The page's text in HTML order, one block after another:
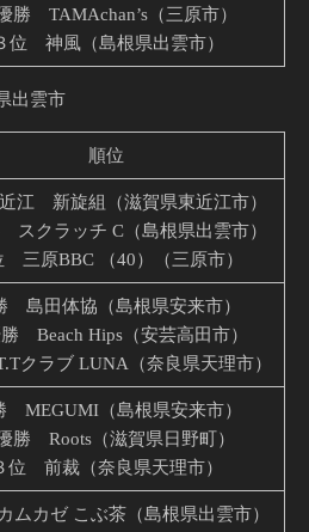
勝 TAMAchan’s（三原市）
位 神風（島根県出雲市）
出雲市
順位
江 新旋組（滋賀県東近江市）
スクラッチ C（島根県出雲市）
三原BBC （40）（三原市）
島田体協（島根県安来市）
Beach Hips（安芸高田市）
クラブ LUNA（奈良県天理市）
MEGUMI（島根県安来市）
勝 Roots（滋賀県日野町）
位 前裁（奈良県天理市）
カゼ こぶ茶（島根県出雲市）